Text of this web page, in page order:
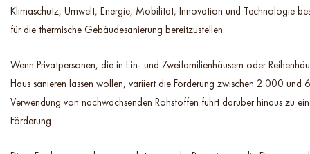
Klimaschutz, Umwelt, Energie, Mobilität, Innovation und Technologie
für die thermische Gebäudesanierung bereitzustellen.
Wenn Privatpersonen, die in Ein- und Zweifamilienhäusern oder
Haus sanieren lassen wollen, variiert die Förderung zwischen 2.000 und
Verwendung von nachwachsenden Rohstoffen führt darüber hinaus zu
Förderung.